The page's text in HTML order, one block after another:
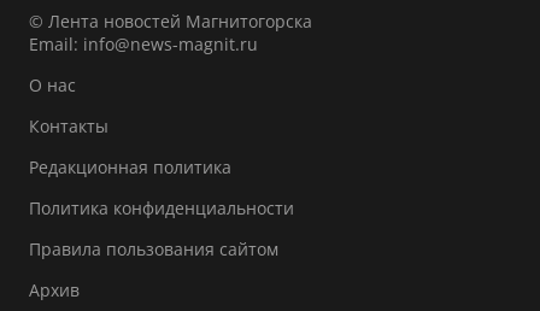
© Лента новостей Магнитогорска
Email: info@news-magnit.ru
О нас
Контакты
Редакционная политика
Политика конфиденциальности
Правила пользования сайтом
Архив